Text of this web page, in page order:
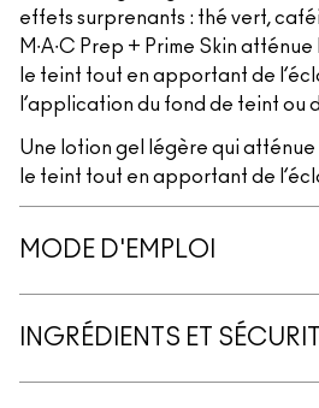
effets surprenants : thé vert,
M∙A∙C Prep + Prime Skin
le teint tout en apportant de
l’application du fond de teint ou
Une lotion gel légère qui atténue
le teint tout en apportant de
MODE D'EMPLOI
INGRÉDIENTS ET